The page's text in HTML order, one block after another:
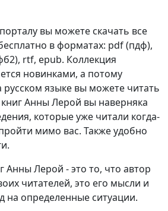
вы можете скачать все
в форматах: pdf (пдф),
rtf, epub. Коллекция
новинками, а потому
русском языке вы можете читать
Анны Лерой вы наверняка
которые уже читали когда-
мимо вас. Также удобно
Анны Лерой - это то, что автор
читателей, это его мысли и
на определенные ситуации.